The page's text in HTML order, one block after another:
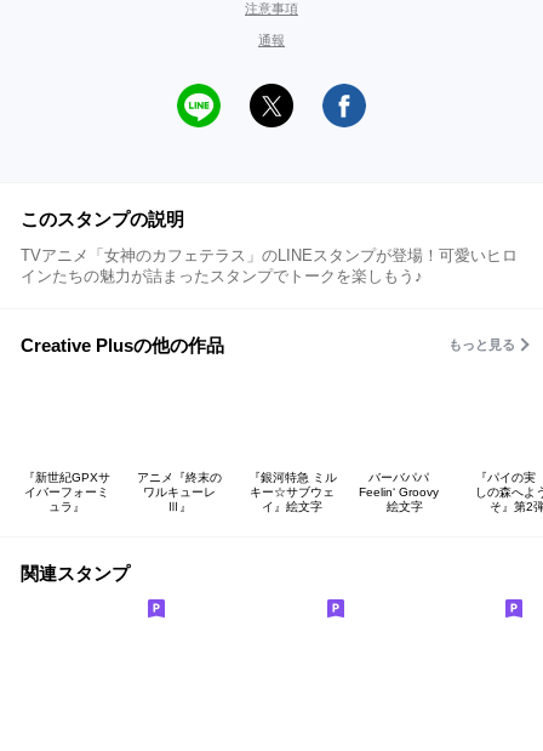
注意事項
通報
このスタンプの説明
TVアニメ「女神のカフェテラス」のLINEスタンプが登場！可愛いヒロ
インたちの魅力が詰まったスタンプでトークを楽しもう♪
Creative Plusの他の作品 もっと見る
『新世紀GPXサ
イバーフォーミ
ュラ』
アニメ『終末の
ワルキューレ
Ⅲ』
『銀河特急 ミル
キー☆サブウェ
イ』絵文字
バーバパパ
Feelin‘ Groovy
絵文字
『パイの
しの森へよ
そ』第2
関連スタンプ